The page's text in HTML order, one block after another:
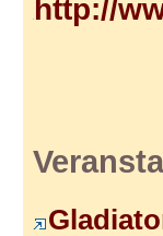
http://